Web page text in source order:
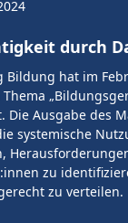
durch
Bildung hat im
Die Ausgabe des
systemische
zu
zu verteilen.